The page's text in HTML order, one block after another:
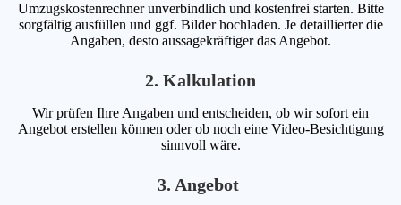
Umzugskostenrechner unverbindlich und kostenfrei starten. Bitte
sorgfältig ausfüllen und ggf. Bilder hochladen. Je detaillierter die
Angaben, desto aussagekräftiger das Angebot.
2. Kalkulation
Wir prüfen Ihre Angaben und entscheiden, ob wir sofort ein
Angebot erstellen können oder ob noch eine Video-Besichtigung
sinnvoll wäre.
3. Angebot